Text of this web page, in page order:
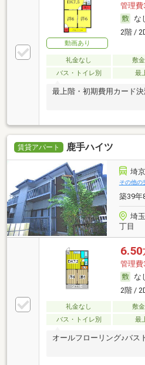
動画あり
管理費
な
2階 /
礼金なし 敷
バス・トイレ別
最
最上階・初期費用カード
賃貸アパート 鹿手ハイツ
埼
その他の
築39年
埼
丁目
6.50
管理費
な
2階 /
礼金なし 敷
バス・トイレ別
最
オールフローリング♪バス